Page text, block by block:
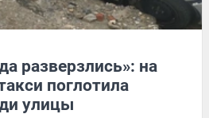
разверзлись»: на
поглотила
улицы